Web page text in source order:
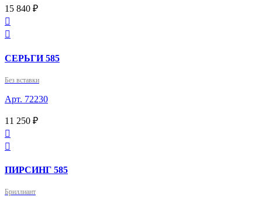
15 840 ₽


СЕРЬГИ 585
Без вставки
Арт. 72230
11 250 ₽


ПИРСИНГ 585
Бриллиант